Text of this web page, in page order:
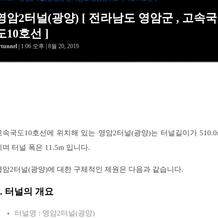
암2터널(광양) [ 전라남도 영암군 , 고속국
10호선 ]
| 1:06 오후 | 8월 20, 2019
속국도10호선에 위치해 있는 영암2터널(광양)는 터널길이가
며 터널 폭은 11.5m 입니다.
암2터널(광양)에 대한 구체적인 제원은 다음과 같습니다.
터널의 개요
터널명 : 영암2터널(광양)